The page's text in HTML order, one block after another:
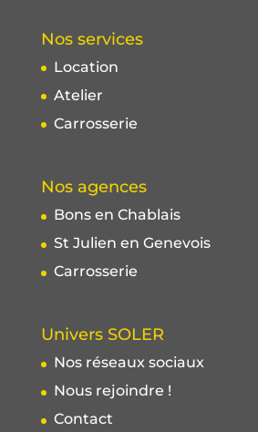
Nos services
Location
Atelier
Carrosserie
Nos agences
Bons en Chablais
St Julien en Genevois
Carrosserie
Univers SOLER
Nos réseaux sociaux
Nous rejoindre !
Contact